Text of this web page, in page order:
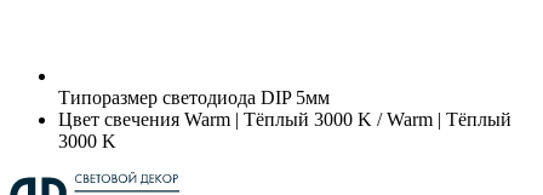
Типоразмер светодиода DIP 5мм
Цвет свечения Warm | Тёплый 3000 K / Warm | Тёплый
3000 K